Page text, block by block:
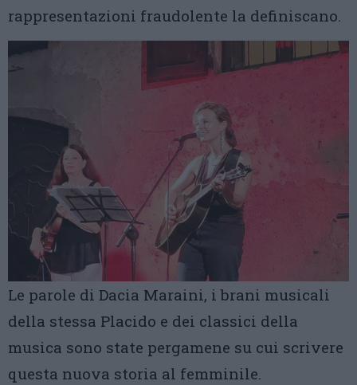
rappresentazioni fraudolente la definiscano.
Le parole di Dacia Maraini, i brani musicali
della stessa Placido e dei classici della
musica sono state pergamene su cui scrivere
questa nuova storia al femminile.